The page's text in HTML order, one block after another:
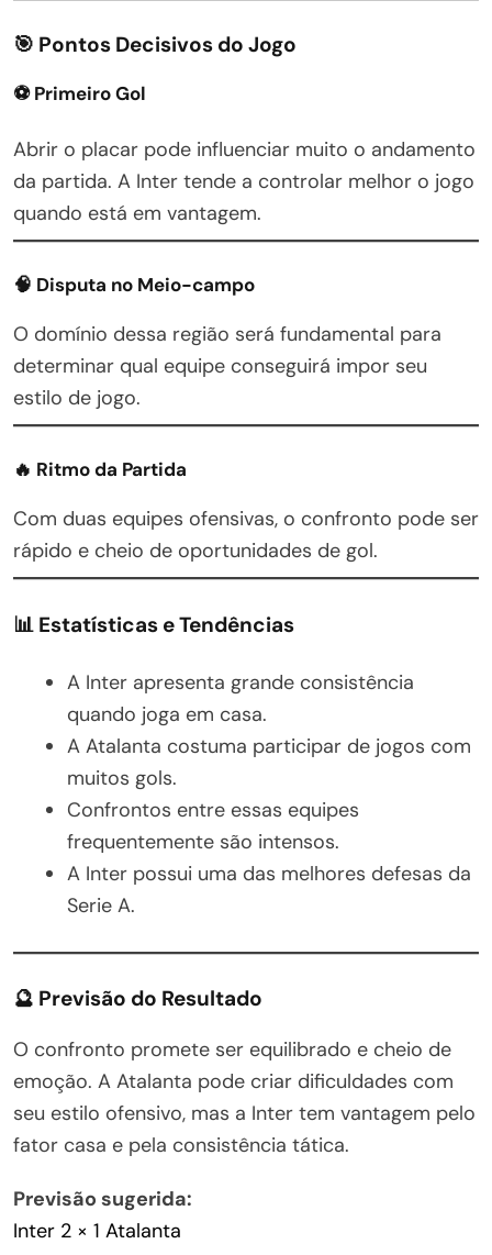
🎯 Pontos Decisivos do Jogo
⚽ Primeiro Gol
Abrir o placar pode influenciar muito o andamento
da partida. A Inter tende a controlar melhor o jogo
quando está em vantagem.
🧠 Disputa no Meio-campo
O domínio dessa região será fundamental para
determinar qual equipe conseguirá impor seu
estilo de jogo.
🔥 Ritmo da Partida
Com duas equipes ofensivas, o confronto pode ser
rápido e cheio de oportunidades de gol.
📊 Estatísticas e Tendências
A Inter apresenta grande consistência
quando joga em casa.
A Atalanta costuma participar de jogos com
muitos gols.
Confrontos entre essas equipes
frequentemente são intensos.
A Inter possui uma das melhores defesas da
Serie A.
🔮 Previsão do Resultado
O confronto promete ser equilibrado e cheio de
emoção. A Atalanta pode criar dificuldades com
seu estilo ofensivo, mas a Inter tem vantagem pelo
fator casa e pela consistência tática.
Previsão sugerida:
Inter 2 × 1 Atalanta